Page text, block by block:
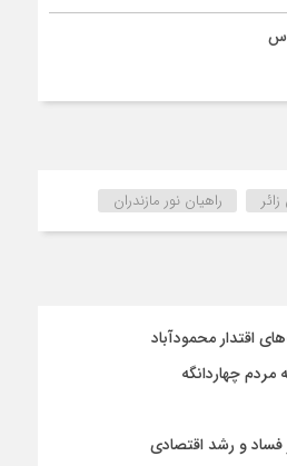
راهیان نور مازندران
اقتدار محمودآباد
مردم چهاردانگه
فساد و رشد اقتصادی